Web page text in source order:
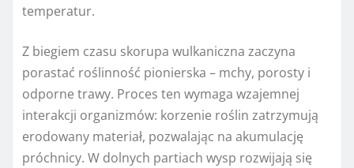
temperatur.
Z biegiem czasu skorupa wulkaniczna zaczyna
porastać roślinność pionierska – mchy, porosty i
odporne trawy. Proces ten wymaga wzajemnej
interakcji organizmów: korzenie roślin zatrzymują
erodowany materiał, pozwalając na akumulację
próchnicy. W dolnych partiach wysp rozwijają się